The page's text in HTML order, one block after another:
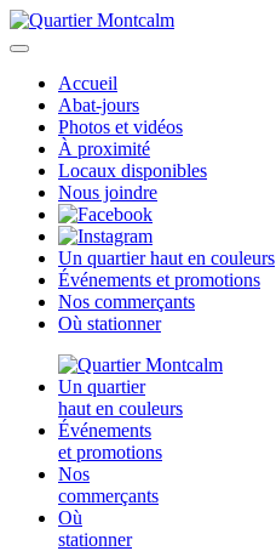
Accueil
Abat-jours
Photos et vidéos
À proximité
Locaux disponibles
Nous joindre
Un quartier haut en couleurs
Événements et promotions
Nos commerçants
Où stationner
Un quartier
haut en couleurs
Événements
et promotions
Nos
commerçants
Où
stationner